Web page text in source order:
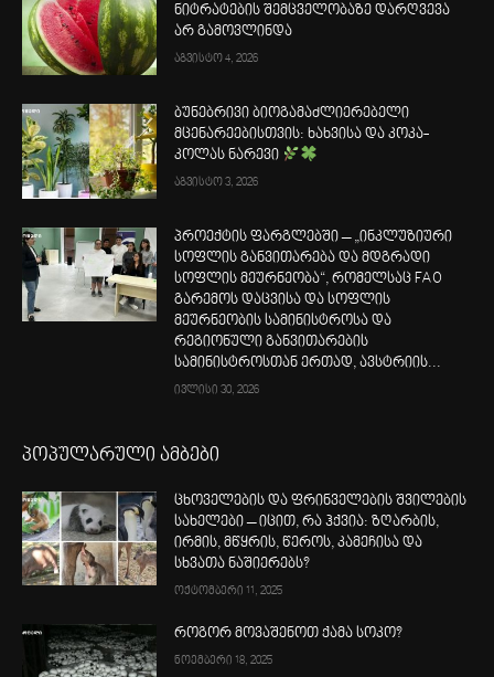
ნიტრატების შემცველობაზე დარღვევა
არ გამოვლინდა
აგვისტო 4, 2026
ბუნებრივი ბიოგამაძლიერებელი
მცენარეებისთვის: ხახვისა და კოკა-
კოლას ნარევი
აგვისტო 3, 2026
პროექტის ფარგლებში – „ინკლუზიური
სოფლის განვითარება და მდგრადი
სოფლის მეურნეობა“, რომელსაც FAO
გარემოს დაცვისა და სოფლის
მეურნეობის სამინისტროსა და
რეგიონული განვითარების
სამინისტროსთან ერთად, ავსტრიის...
ივლისი 30, 2026
პოპულარული ამბები
ცხოველების და ფრინველების შვილების
სახელები – იცით, რა ჰქვია: ზღარბის,
ირმის, მწყრის, წეროს, კამეჩისა და
სხვათა ნაშიერებს?
ოქტომბერი 11, 2025
როგორ მოვაშენოთ ქამა სოკო?
ნოემბერი 18, 2025